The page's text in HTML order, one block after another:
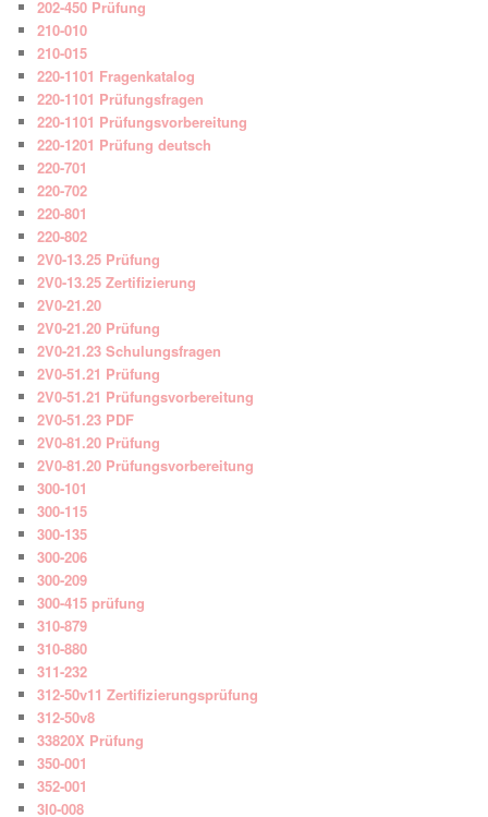
202-450 Prüfung
210-010
210-015
220-1101 Fragenkatalog
220-1101 Prüfungsfragen
220-1101 Prüfungsvorbereitung
220-1201 Prüfung deutsch
220-701
220-702
220-801
220-802
2V0-13.25 Prüfung
2V0-13.25 Zertifizierung
2V0-21.20
2V0-21.20 Prüfung
2V0-21.23 Schulungsfragen
2V0-51.21 Prüfung
2V0-51.21 Prüfungsvorbereitung
2V0-51.23 PDF
2V0-81.20 Prüfung
2V0-81.20 Prüfungsvorbereitung
300-101
300-115
300-135
300-206
300-209
300-415 prüfung
310-879
310-880
311-232
312-50v11 Zertifizierungsprüfung
312-50v8
33820X Prüfung
350-001
352-001
3I0-008